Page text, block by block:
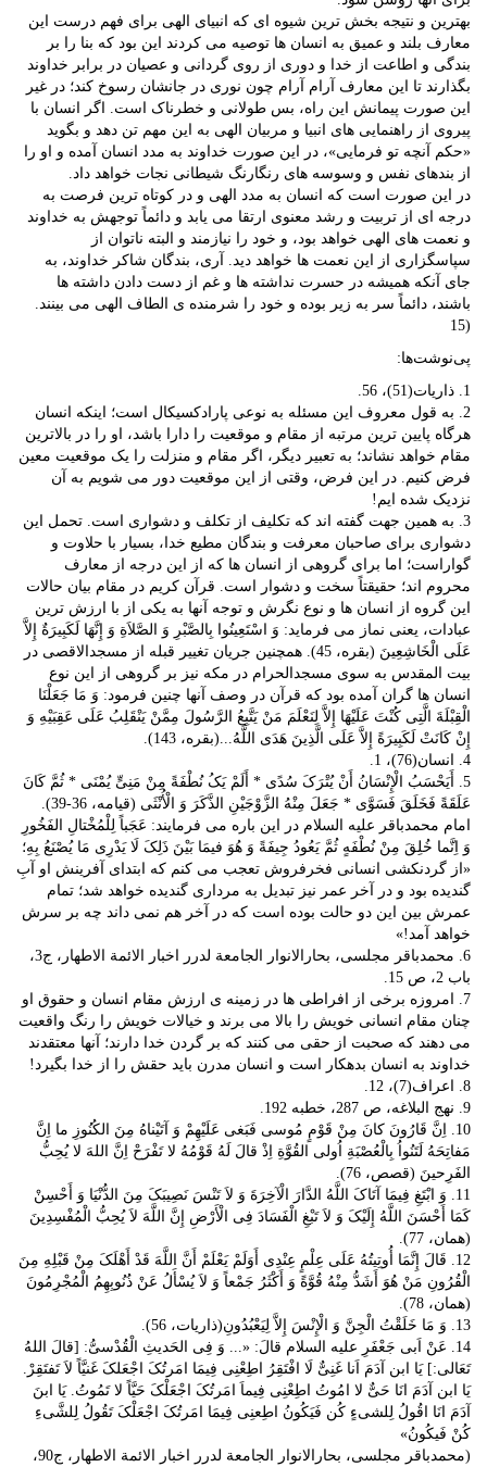
بهترین و نتیجه بخش ترین شیوه ای که انبیای الهی برای فهم درست این
معارف بلند و عمیق به انسان ها توصیه می کردند این بود که بنا را بر
بندگی و اطاعت از خدا و دوری از روی گردانی و عصیان در برابر خداوند
بگذارند تا این معارف آرام آرام چون نوری در جانشان رسوخ کند؛ در غیر
این صورت پیمانش این راه، بس طولانی و خطرناک است. اگر انسان با
پیروی از راهنمایی های انبیا و مربیان الهی به این مهم تن دهد و بگوید
«حکم آنچه تو فرمایی»، در این صورت خداوند به مدد انسان آمده و او را
از بندهای نفس و وسوسه های رنگارنگ شیطانی نجات خواهد داد.
در این صورت است که انسان به مدد الهی و در کوتاه ترین فرصت به
درجه ای از تربیت و رشد معنوی ارتقا می یابد و دائماً توجهش به خداوند
و نعمت های الهی خواهد بود، و خود را نیازمند و البته ناتوان از
سپاسگزاری از این نعمت ها خواهد دید. آری، بندگان شاکر خداوند، به
جای آنکه همیشه در حسرت نداشته ها و غم از دست دادن داشته ها
باشند، دائماً سر به زیر بوده و خود را شرمنده ی الطاف الهی می بینند.
(15
پی‌نوشت‌ها:
1. ذاریات(51)، 56.
2. به قول معروف این مسئله به نوعی پارادکسیکال است؛ اینکه انسان
هرگاه پایین ترین مرتبه از مقام و موقعیت را دارا باشد، او را در بالاترین
مقام خواهد نشاند؛ به تعبیر دیگر، اگر مقام و منزلت را یک موقعیت معین
فرض کنیم. در این فرض، وقتی از این موقعیت دور می شویم به آن
نزدیک شده ایم!
3. به همین جهت گفته اند که تکلیف از تکلف و دشواری است. تحمل این
دشواری برای صاحبان معرفت و بندگان مطیع خدا، بسیار با حلاوت و
گواراست؛ اما برای گروهی از انسان ها که از این درجه از معارف
محروم اند؛ حقیقتاً سخت و دشوار است. قرآن کریم در مقام بیان حالات
این گروه از انسان ها و نوع نگرش و توجه آنها به یکی از با ارزش ترین
عبادات، یعنی نماز می فرماید: وَ اسْتَعِینُوا بِالصَّبْرِ وَ الصَّلاَةِ وَ إِنَّهَا لَکَبِیرَةٌ إِلاَّ
عَلَى الْخَاشِعِینَ‌ (بقره، 45). همچنین جریان تغییر قبله از مسجدالاقصی در
بیت المقدس به سوی مسجدالحرام در مکه نیز بر گروهی از این نوع
انسان ها گران آمده بود که قرآن در وصف آنها چنین فرمود: وَ مَا جَعَلْنَا
الْقِبْلَةَ الَّتِی کُنْتَ عَلَیْهَا إِلاَّ لِنَعْلَمَ مَنْ یَتَّبِعُ الرَّسُولَ مِمَّنْ یَنْقَلِبُ عَلَى عَقِبَیْهِ وَ
إِنْ کَانَتْ لَکَبِیرَةً إِلاَّ عَلَى الَّذِینَ هَدَى اللَّهُ...(بقره، 143).
4. انسان(76)، 1.
5. أَیَحْسَبُ الْإِنْسَانُ أَنْ یُتْرَکَ سُدًى * أَلَمْ یَکُ نُطْفَةً مِنْ مَنِیٍّ یُمْنَى‌ * ثُمَّ کَانَ
عَلَقَةً فَخَلَقَ فَسَوَّى‌ * جَعَلَ مِنْهُ الزَّوْجَیْنِ الذَّکَرَ وَ الْأُنْثَى‌ (قیامه، 36-39).
امام محمدباقر علیه السلام در این باره می فرمایند: عَجَباً لِلْمُخْتالِ الفَخُورِ
وَ اِنَّما خُلِقَ مِنْ نُطْفَهٍ ثُمَّ یَعُودُ جِیفَةً وَ هُوَ فیمَا بَیْنَ ذَلِکَ لَا یَدْرِی مَا یُصْنَعُ بِهِ؛
«از گردنکشی انسانی فخرفروش تعجب می کنم که ابتدای آفرینش او آبِ
گندیده بود و در آخر عمر نیز تبدیل به مرداری گندیده خواهد شد؛ تمام
عمرش بین این دو حالت بوده است که در آخر هم نمی داند چه بر سرش
خواهد آمد!»
6. محمدباقر مجلسی، بحارالانوار الجامعة لدرر اخبار الائمة الاطهار، ج3،
باب 2، ص 15.
7. امروزه برخی از افراطی ها در زمینه ی ارزش مقام انسان و حقوق او
چنان مقام انسانی خویش را بالا می برند و خیالات خویش را رنگ واقعیت
می دهند که صحبت از حقی می کنند که بر گردن خدا دارند؛ آنها معتقدند
خداوند به انسان بدهکار است و انسان مدرن باید حقش را از خدا بگیرد!
8. اعراف(7)، 12.
9. نهج البلاغه، ص 287، خطبه 192.
10. اِنَّ قَارُونَ کانَ مِنْ قَوْمٍ مُوسی فَبَغی عَلَیْهِمْ وَ آتَیْناهُ مِنَ الکُنُوزِ ما اِنَّ
مَفاتِحَهُ لَتَنُواُ بِالْعُصْبَةِ اُولی القُوَّةِ اِذْ قالَ لَهُ قَوْمُهُ لا تَفْرَحْ اِنَّ اللهَ لا یُحِبُّ
الفَرِحینَ (قصص، 76).
11. وَ ابْتَغِ فِیمَا آتَاکَ اللَّهُ الدَّارَ الْآخِرَةَ وَ لاَ تَنْسَ نَصِیبَکَ مِنَ الدُّنْیَا وَ أَحْسِنْ
کَمَا أَحْسَنَ اللَّهُ إِلَیْکَ وَ لاَ تَبْغِ الْفَسَادَ فِی الْأَرْضِ إِنَّ اللَّهَ لاَ یُحِبُّ الْمُفْسِدِینَ‌
(همان، 77).
12. قَالَ إِنَّمَا أُوتِیتُهُ عَلَى عِلْمٍ عِنْدِی أَوَلَمْ یَعْلَمْ أَنَّ اللَّهَ قَدْ أَهْلَکَ مِنْ قَبْلِهِ مِنَ
الْقُرُونِ مَنْ هُوَ أَشَدُّ مِنْهُ قُوَّةً وَ أَکْثَرُ جَمْعاً وَ لاَ یُسْأَلُ عَنْ ذُنُوبِهِمُ الْمُجْرِمُونَ‌
(همان، 78).
13. وَ مَا خَلَقْتُ الْجِنَّ وَ الْإِنْسَ إِلاَّ لِیَعْبُدُونِ‌(ذاریات، 56).
14. عَنْ اَبی جَعْفَرِ علیه السلام قالَ: «... وَ فِی الحَدیثِ الْقُدْسیُّ: [قالَ اللهُ
تَعَالی:] یَا ابن آدَمَ اَنا غَنِیٌّ لَا افْتَقِرُ اطِعْنِی فِیمَا امَرتُکَ اجْعَلکَ غَنیَّاً لاَ تَفتَقِرْ.
یَا ابن آدَمَ انَا حَیٌّ لا امُوتُ اطِعْنِی فِیماَ امَرتُکَ اجْعَلْکَ حَیَّاً لا تَمُوتُ. یَا ابنَ
آدَمَ انَا اقُولُ لِلشیءٍ کُن فَیَکُونُ اطِعنِی فِیمَا امَرتُکَ اجْعَلْکَ تَقُولُ لِلشَّیءِ
کُنْ فَیکُونُ»
(محمدباقر مجلسی، بحارالانوار الجامعة لدرر اخبار الائمة الاطهار، ج90،